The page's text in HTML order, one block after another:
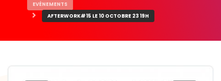
EVÈNEMENTS
AFTERWORK#15 LE 10 OCTOBRE 23 19H